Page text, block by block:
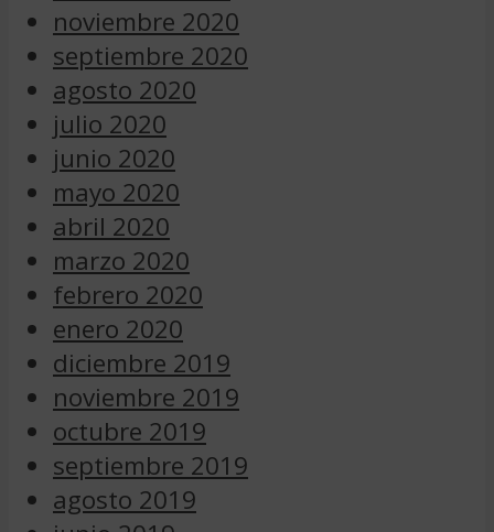
noviembre 2020
septiembre 2020
agosto 2020
julio 2020
junio 2020
mayo 2020
abril 2020
marzo 2020
febrero 2020
enero 2020
diciembre 2019
noviembre 2019
octubre 2019
septiembre 2019
agosto 2019